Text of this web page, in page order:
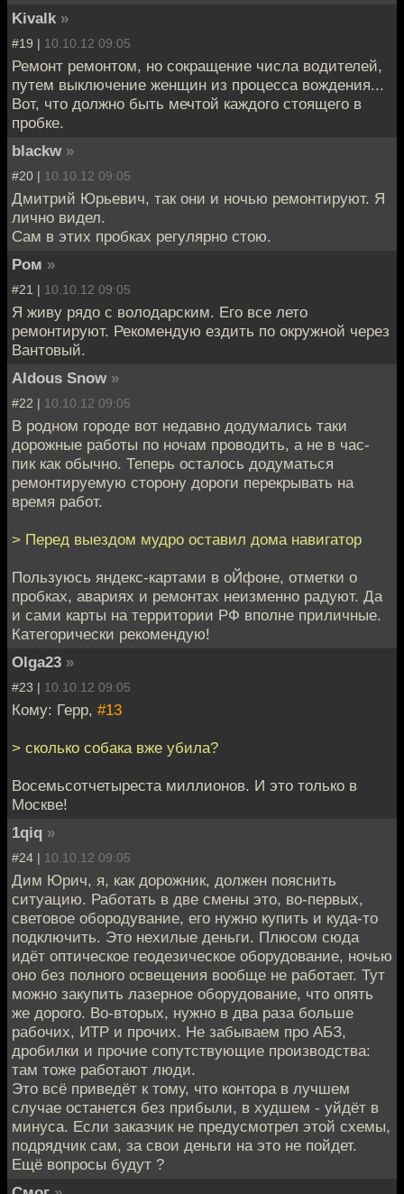
Kivalk »
#19 | 10.10.12 09:05
Ремонт ремонтом, но сокращение числа водителей,
путем выключение женщин из процесса вождения...
Вот, что должно быть мечтой каждого стоящего в
пробке.
blackw »
#20 | 10.10.12 09:05
Дмитрий Юрьевич, так они и ночью ремонтируют. Я
лично видел.
Сам в этих пробках регулярно стою.
Ром »
#21 | 10.10.12 09:05
Я живу рядо с володарским. Его все лето
ремонтируют. Рекомендую ездить по окружной через
Вантовый.
Aldous Snow »
#22 | 10.10.12 09:05
В родном городе вот недавно додумались таки
дорожные работы по ночам проводить, а не в час-
пик как обычно. Теперь осталось додуматься
ремонтируемую сторону дороги перекрывать на
время работ.
> Перед выездом мудро оставил дома навигатор
Пользуюсь яндекс-картами в оЙфоне, отметки о
пробках, авариях и ремонтах неизменно радуют. Да
и сами карты на территории РФ вполне приличные.
Категорически рекомендую!
Olga23 »
#23 | 10.10.12 09:05
Кому: Герр, #13
> сколько собака вже убила?
Восемьсотчетыреста миллионов. И это только в
Москве!
1qiq »
#24 | 10.10.12 09:05
Дим Юрич, я, как дорожник, должен пояснить
ситуацию. Работать в две смены это, во-первых,
световое обородувание, его нужно купить и куда-то
подключить. Это нехилые деньги. Плюсом сюда
идёт оптическое геодезическое оборудование, ночью
оно без полного освещения вообще не работает. Тут
можно закупить лазерное оборудование, что опять
же дорого. Во-вторых, нужно в два раза больше
рабочих, ИТР и прочих. Не забываем про АБЗ,
дробилки и прочие сопутствующие производства:
там тоже работают люди.
Это всё приведёт к тому, что контора в лучшем
случае останется без прибыли, в худшем - уйдёт в
минуса. Если заказчик не предусмотрел этой схемы,
подрядчик сам, за свои деньги на это не пойдет.
Ещё вопросы будут ?